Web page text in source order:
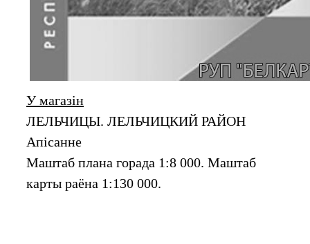
У магазін
ЛЕЛЬЧИЦЫ. ЛЕЛЬЧИЦКИЙ РАЙОН
Апiсанне
Маштаб плана горада 1:8 000. Маштаб
карты раёна 1:130 000.